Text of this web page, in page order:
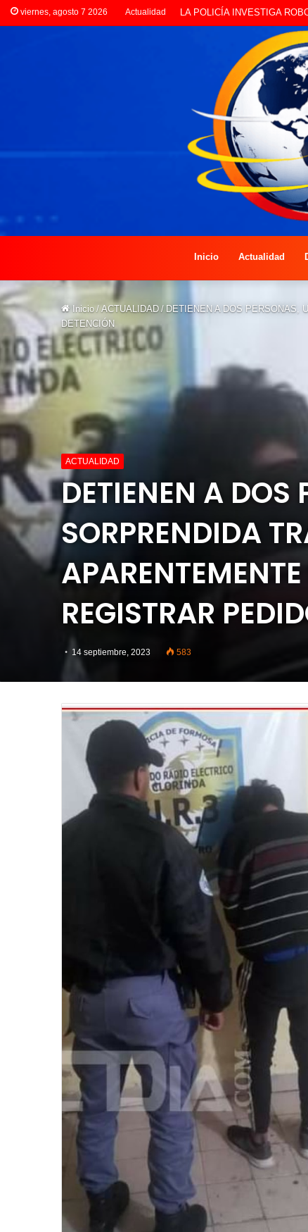
viernes, agosto 7 2026 Actualidad PREOCUPACIÓN POR
Inicio Actualidad
Inicio / ACTUALIDAD / DETIENEN A DOS PERSONAS,
DETENCIÓN
ACTUALIDAD
DETIENEN A DOS
SORPRENDIDA
REGISTRAR
14 septiembre, 2023 583